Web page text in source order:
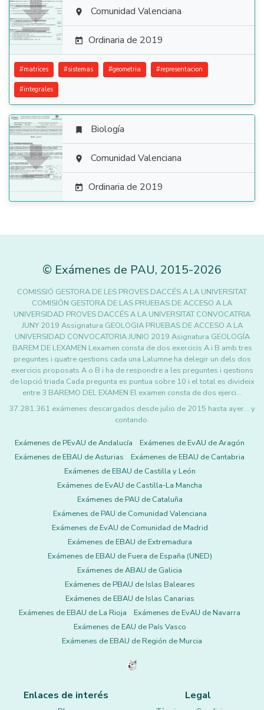
  Comunidad Valenciana
 Ordinaria de 2019
#matrices #sistemas #geometria #representacion
#integrales

 Biología
 Comunidad Valenciana
 Ordinaria de 2019
© Exámenes de PAU, 2015-2026
COMISSIÓ GESTORA DE LES PROVES DACCÉS A LA UNIVERSITAT
COMISIÓN GESTORA DE LAS PRUEBAS DE ACCESO A LA
UNIVERSIDAD PROVES DACCÉS A LA UNIVERSITAT CONVOCATRIA
JUNY 2019 Assignatura GEOLOGIA PRUEBAS DE ACCESO A LA
UNIVERSIDAD CONVOCATORIA JUNIO 2019 Asignatura GEOLOGÍA
BAREM DE LEXAMEN Lexamen consta de dos exercicis A i B amb tres
preguntes i quatre qestions cada una Lalumne ha delegir un dels dos
exercicis proposats A o B i ha de respondre a les preguntes i qestions
de lopció triada Cada pregunta es puntua sobre 10 i el total es divideix
entre 3 BAREMO DEL EXAMEN El examen consta de dos ejerci…
37.281.361 exámenes descargados desde julio de 2015 hasta ayer... y
contando.
Exámenes de PEvAU de Andalucía
Exámenes de EvAU de Aragón
Exámenes de EBAU de Asturias
Exámenes de EBAU de Cantabria
Exámenes de EBAU de Castilla y León
Exámenes de EvAU de Castilla-La Mancha
Exámenes de PAU de Cataluña
Exámenes de PAU de Comunidad Valenciana
Exámenes de EvAU de Comunidad de Madrid
Exámenes de EBAU de Extremadura
Exámenes de EBAU de Fuera de España (UNED)
Exámenes de ABAU de Galicia
Exámenes de PBAU de Islas Baleares
Exámenes de EBAU de Islas Canarias
Exámenes de EBAU de La Rioja
Exámenes de EvAU de Navarra
Exámenes de EAU de País Vasco
Exámenes de EBAU de Región de Murcia
Enlaces de interés Legal